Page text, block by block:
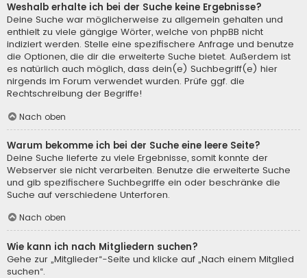
Weshalb erhalte ich bei der Suche keine Ergebnisse?
Deine Suche war möglicherweise zu allgemein gehalten und
enthielt zu viele gängige Wörter, welche von phpBB nicht
indiziert werden. Stelle eine spezifischere Anfrage und benutze
die Optionen, die dir die erweiterte Suche bietet. Außerdem ist
es natürlich auch möglich, dass dein(e) Suchbegriff(e) hier
nirgends im Forum verwendet wurden. Prüfe ggf. die
Rechtschreibung der Begriffe!
Nach oben
Warum bekomme ich bei der Suche eine leere Seite?
Deine Suche lieferte zu viele Ergebnisse, somit konnte der
Webserver sie nicht verarbeiten. Benutze die erweiterte Suche
und gib spezifischere Suchbegriffe ein oder beschränke die
Suche auf verschiedene Unterforen.
Nach oben
Wie kann ich nach Mitgliedern suchen?
Gehe zur „Mitglieder“-Seite und klicke auf „Nach einem Mitglied
suchen“.